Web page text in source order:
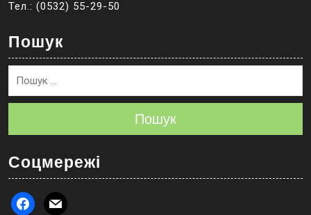
Тел.: (0532) 55-29-50
Пошук
Пошук
Соцмережі
facebook
mail